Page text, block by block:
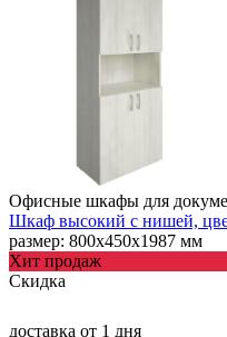
Офисные шкафы для
Шкаф высокий с нишей,
размер: 800х450х1987 мм
Хит продаж
Скидка
доставка от 1 дня